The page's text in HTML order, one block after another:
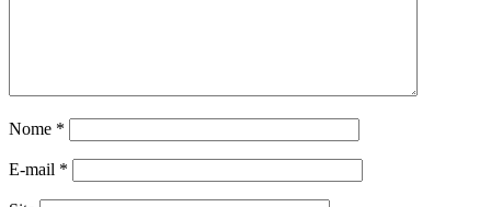
Nome *
E-mail *